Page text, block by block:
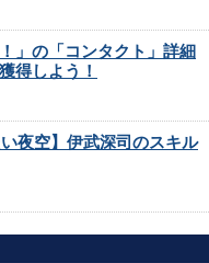
」の「コンタクト」詳細
得しよう！
夜空】伊武深司のスキル